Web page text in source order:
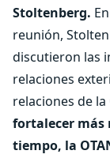
Stoltenberg.
reunión,
discutieron las
relaciones
relaciones de la
fortalecer más
tiempo, la